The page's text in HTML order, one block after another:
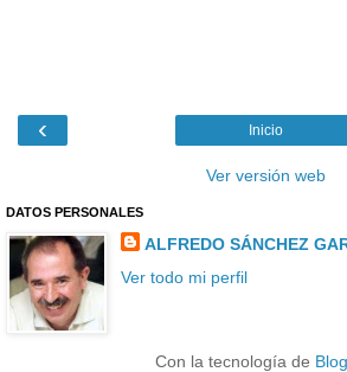
‹ Inicio
Ver versión web
DATOS PERSONALES
ALFREDO SÁNCHEZ
Ver todo mi perfil
Con la tecnología de